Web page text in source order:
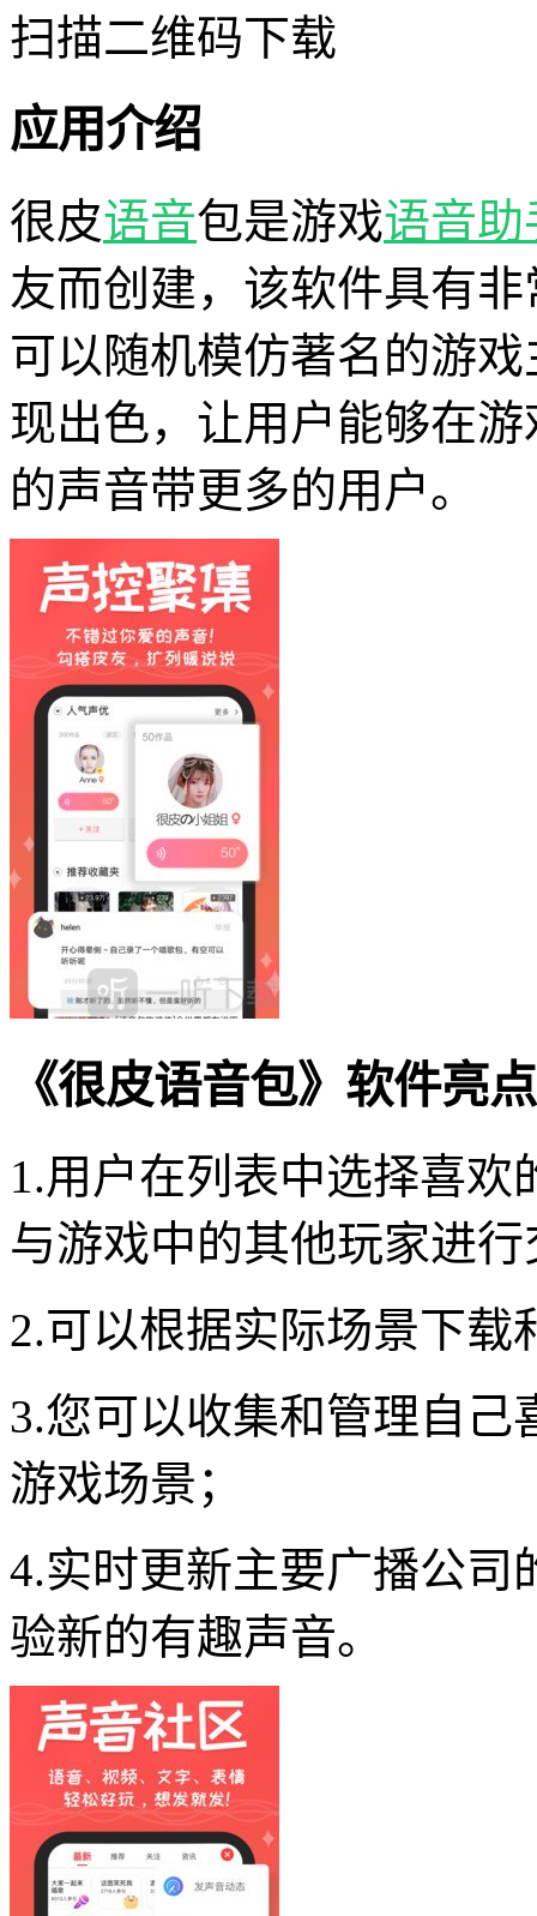
扫描二维码下载
应用介绍
很皮语音包是游戏语音助
友而创建，该软件具有
可以随机模仿著名的游戏
现出色，让用户能够在
的声音带更多的用户。
《很皮语音包》软件亮
1.用户在列表中选择喜
与游戏中的其他玩家进行
2.可以根据实际场景下载
3.您可以收集和管理自
游戏场景；
4.实时更新主要广播公司
验新的有趣声音。